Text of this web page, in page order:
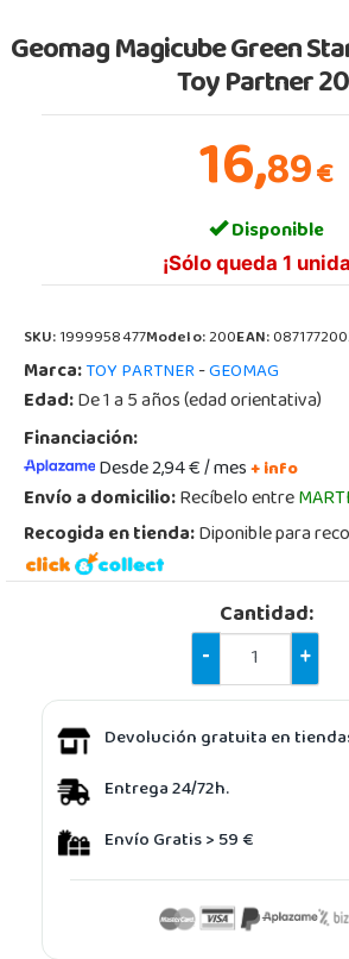
Geomag Magicube Green
Toy Partner
16,89€
Disponible
¡Sólo queda 1
SKU:1999958477Modelo:200EAN:
Marca:TOY PARTNER-GEOMAG
Edad:De 1 a 5 años (edad orientativa)
Financiación:
Desde 2,94 € / mes+ info
Envío a domicilio:Recíbelo entre
Recogida en tienda:Diponible para
Cantidad:
-
+
Devolución gratuita en
Entrega 24/72h.
Envío Gratis > 59 €